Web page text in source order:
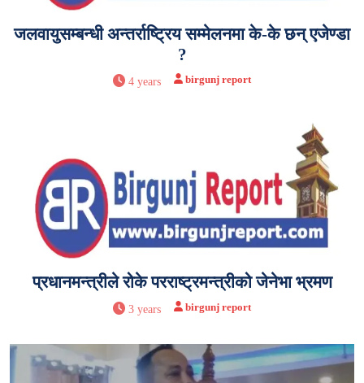
जलवायुसम्बन्धी अन्तर्राष्ट्रिय सम्मेलनमा के-के छन् एजेण्डा
?
4 years birgunj report
प्रधानमन्त्रीले रोके परराष्ट्रमन्त्रीको जेनेभा भ्रमण
3 years birgunj report